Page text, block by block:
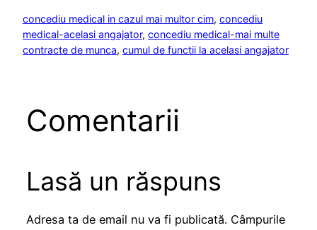
concediu medical in cazul mai multor cim, concediu
medical-acelasi angajator, concediu medical-mai multe
contracte de munca, cumul de functii la acelasi angajator
Comentarii
Lasă un răspuns
Adresa ta de email nu va fi publicată. Câmpurile